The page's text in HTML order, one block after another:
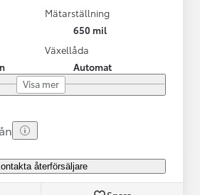
Mätarställning
650 mil
Växellåda
Automat
Visa mer
återförsäljare